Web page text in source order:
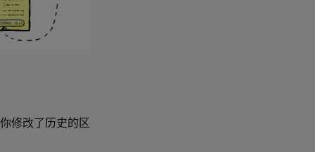
修改了历史的区